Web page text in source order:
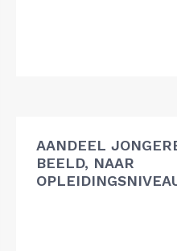
AANDEEL
BEELD, NAAR